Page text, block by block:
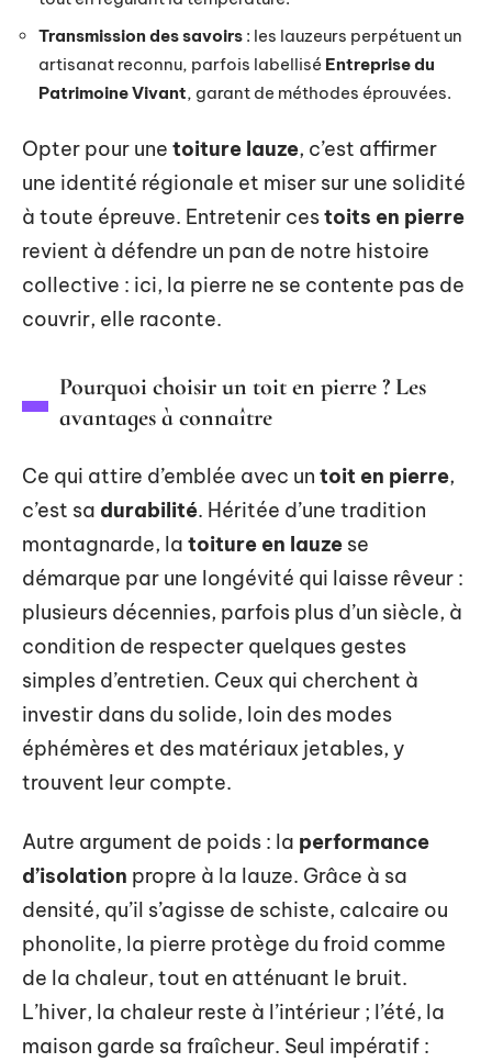
Transmission des savoirs : les lauzeurs perpétuent un
artisanat reconnu, parfois labellisé Entreprise du
Patrimoine Vivant, garant de méthodes éprouvées.
Opter pour une toiture lauze, c’est affirmer
une identité régionale et miser sur une solidité
à toute épreuve. Entretenir cestoits en pierre
revient à défendre un pan de notre histoire
collective : ici, la pierre ne se contente pas de
couvrir, elle raconte.
Pourquoi choisir un toit en pierre ? Les
avantages à connaître
Ce qui attire d’emblée avec un toit en pierre,
c’est sa durabilité. Héritée d’une tradition
montagnarde, la toiture en lauze se
démarque par une longévité qui laisse rêveur :
plusieurs décennies, parfois plus d’un siècle, à
condition de respecter quelques gestes
simples d’entretien. Ceux qui cherchent à
investir dans du solide, loin des modes
éphémères et des matériaux jetables, y
trouvent leur compte.
Autre argument de poids : la performance
d’isolation propre à la lauze. Grâce à sa
densité, qu’il s’agisse de schiste, calcaire ou
phonolite, la pierre protège du froid comme
de la chaleur, tout en atténuant le bruit.
L’hiver, la chaleur reste à l’intérieur ; l’été, la
maison garde sa fraîcheur. Seul impératif :